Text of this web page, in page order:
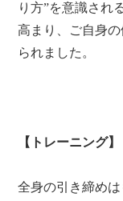
り方”を意識され
高まり、ご自身
られました。
【トレーニング】
全身の引き締め